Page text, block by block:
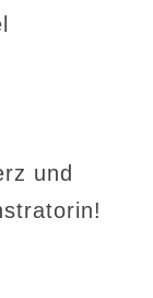
und